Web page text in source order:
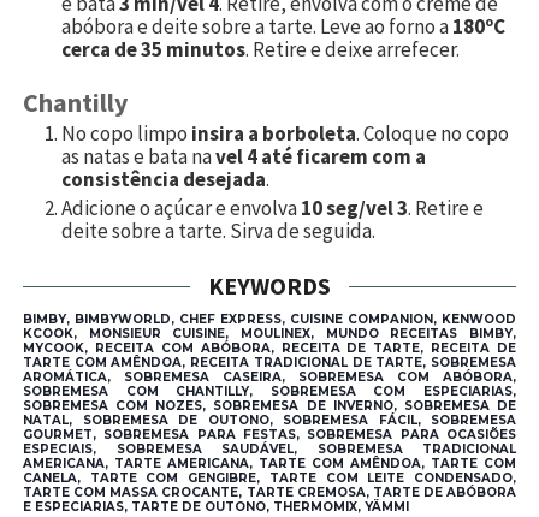
abóbora e deite sobre a tarte. Leve ao forno a180ºC
cerca de 35 minutos. Retire e deixe arrefecer.
Chantilly
No copo limpo insira a borboleta. Coloque no copo
as natas e bata navel 4 até ficarem com a
consistência desejada.
Adicione o açúcar e envolva10 seg/vel 3. Retire e
deite sobre a tarte. Sirva de seguida.
KEYWORDS
BIMBY, BIMBYWORLD, CHEF EXPRESS, CUISINE COMPANION, KENWOOD
KCOOK, MONSIEUR CUISINE, MOULINEX, MUNDO RECEITAS BIMBY,
MYCOOK, RECEITA COM ABÓBORA, RECEITA DE TARTE, RECEITA DE
TARTE COM AMÊNDOA, RECEITA TRADICIONAL DE TARTE, SOBREMESA
AROMÁTICA, SOBREMESA CASEIRA, SOBREMESA COM ABÓBORA,
SOBREMESA COM CHANTILLY, SOBREMESA COM ESPECIARIAS,
SOBREMESA COM NOZES, SOBREMESA DE INVERNO, SOBREMESA DE
NATAL, SOBREMESA DE OUTONO, SOBREMESA FÁCIL, SOBREMESA
GOURMET, SOBREMESA PARA FESTAS, SOBREMESA PARA OCASIÕES
ESPECIAIS, SOBREMESA SAUDÁVEL, SOBREMESA TRADICIONAL
AMERICANA, TARTE AMERICANA, TARTE COM AMÊNDOA, TARTE COM
CANELA, TARTE COM GENGIBRE, TARTE COM LEITE CONDENSADO,
TARTE COM MASSA CROCANTE, TARTE CREMOSA, TARTE DE ABÓBORA
E ESPECIARIAS, TARTE DE OUTONO, THERMOMIX, YÄMMI